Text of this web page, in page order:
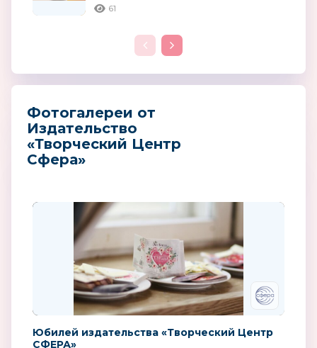
61
Фотогалереи от
Издательство
«Творческий Центр
Сфера»
Юбилей издательства «Творческий Центр
СФЕРА»